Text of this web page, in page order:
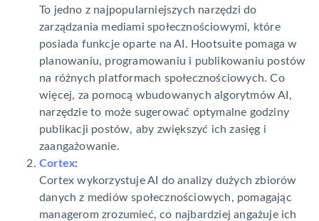
To jedno z najpopularniejszych narzędzi do
zarządzania mediami społecznościowymi, które
posiada funkcje oparte na AI. Hootsuite pomaga w
planowaniu, programowaniu i publikowaniu postów
na różnych platformach społecznościowych. Co
więcej, za pomocą wbudowanych algorytmów AI,
narzędzie to może sugerować optymalne godziny
publikacji postów, aby zwiększyć ich zasięg i
zaangażowanie.
Cortex:
Cortex wykorzystuje AI do analizy dużych zbiorów
danych z mediów społecznościowych, pomagając
managerom zrozumieć, co najbardziej angażuje ich